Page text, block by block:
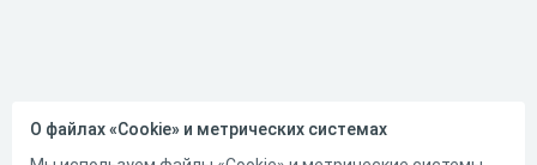
О файлах «Cookie» и метрических системах